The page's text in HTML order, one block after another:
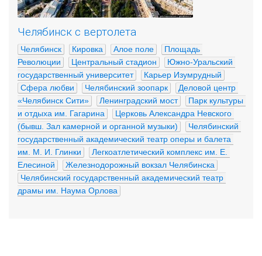
Челябинск с вертолета
Челябинск Кировка Алое поле
Площадь
Революции
Центральный стадион
Южно-Уральский
государственный университет
Карьер Изумрудный
Сфера любви
Челябинский зоопарк
Деловой центр
«Челябинск Сити»
Ленинградский мост
Парк культуры
и отдыха им. Гагарина
Церковь Александра Невского
(бывш. Зал камерной и органной музыки)
Челябинский
государственный академический театр оперы и балета
им. М. И. Глинки
Легкоатлетический комплекс им. Е.
Елесиной
Железнодорожный вокзал Челябинска
Челябинский государственный академический театр
драмы им. Наума Орлова